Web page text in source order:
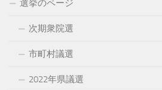
選挙のページ
次期衆院選
市町村議選
2022年県議選